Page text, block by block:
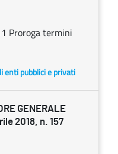
Proroga termini
enti pubblici e privati
GENERALE
2018, n. 157